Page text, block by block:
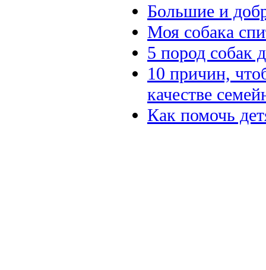
Большие и
Моя собака
5 пород собак
10 причин,
качестве
Как помочь